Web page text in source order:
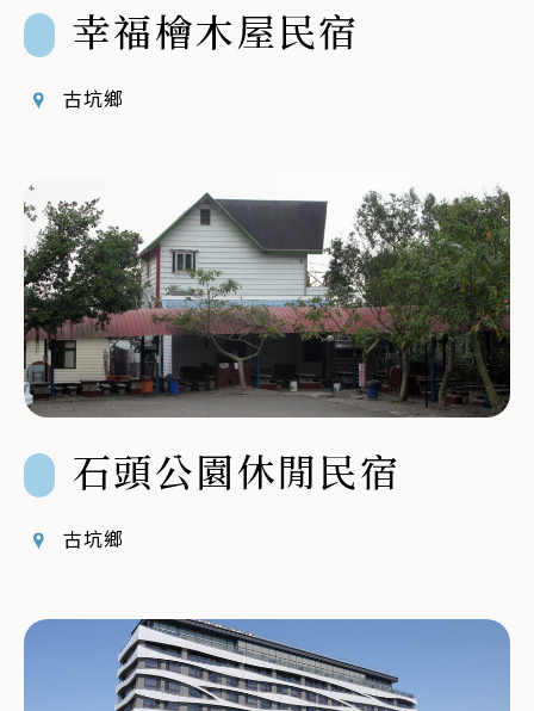
幸福檜木屋民宿
古坑鄉
石頭公園休閒民宿
古坑鄉